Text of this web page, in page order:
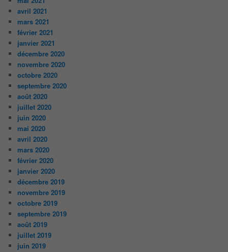
avril 2021
mars 2021
février 2021
janvier 2021
décembre 2020
novembre 2020
octobre 2020
septembre 2020
août 2020
juillet 2020
juin 2020
mai 2020
avril 2020
mars 2020
février 2020
janvier 2020
décembre 2019
novembre 2019
octobre 2019
septembre 2019
août 2019
juillet 2019
juin 2019